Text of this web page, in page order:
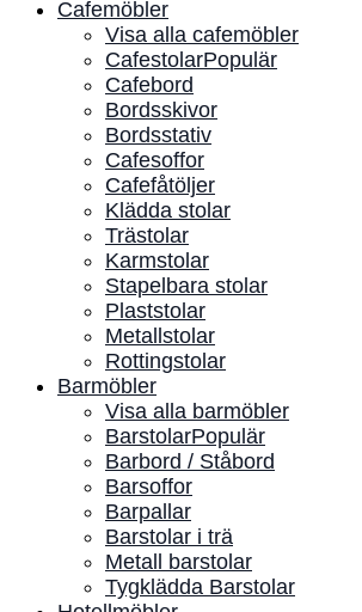
Cafemöbler
Visa alla cafemöbler
Cafestolar
Cafebord
Bordsskivor
Bordsstativ
Cafesoffor
Cafefåtöljer
Klädda stolar
Trästolar
Karmstolar
Stapelbara stolar
Plaststolar
Metallstolar
Rottingstolar
Barmöbler
Visa alla barmöbler
Barstolar
Barbord / Ståbord
Barsoffor
Barpallar
Barstolar i trä
Metall barstolar
Tygklädda Barstolar